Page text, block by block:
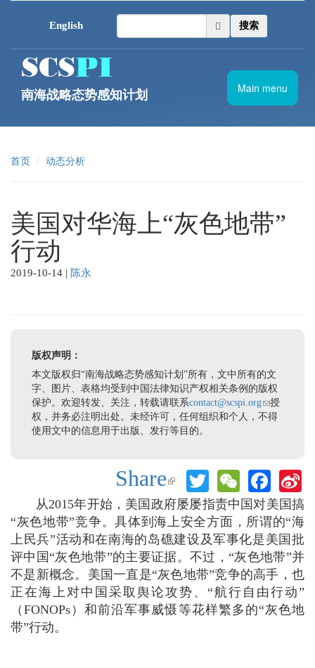
南海战略态势感知计划
搜索
English
Main menu
首页 动态分析
美国对华海上“灰色地带”
行动
版权声明：
本文版权归“南海战略态势感知计划”所有，文中所有的文
字、图片、表格均受到中国法律知识产权相关条例的版权
保护。欢迎转发、关注，转载请联系contact@scspi.org(link sends e-
mail)
授
权，并务必注明出处。未经许可，任何组织和个人，不得
使用文中的信息用于出版、发行等目的。
2019-10-14 | 陈永
Share
(link is
external)
TwitterWeChat
从2015年开始，美国政府屡屡指责中国对美国搞
“灰色地带”竞争。具体到海上安全方面，所谓的“海
上民兵”活动和在南海的岛礁建设及军事化是美国批
评中国“灰色地带”的主要证据。不过，“灰色地带”并
不是新概念。美国一直是“灰色地带”竞争的高手，也
正在海上对中国采取舆论攻势、“航行自由行动”
（FONOPs）和前沿军事威慑等花样繁多的“灰色地
带”行动。